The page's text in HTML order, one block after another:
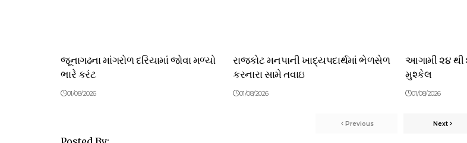
જૂનાગઢના માંગરોળ દરિયામાં જોવા મળ્યો
ભારે કરંટ
01/08/2026
રાજકોટ મનપાની ખાદ્યપદાર્થમાં ભેળસેળ
કરનારા સામે તવાઇ
01/08/2026
આગામી ૨૪ થી
મુશ્કેલ
01/08/2026
Previous Next